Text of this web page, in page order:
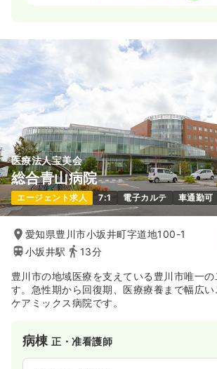
給与 賞与3.5ヶ月
8:30～17:00
4週8休以上
担当業務未経験可
月給25万円以上可
気になる 詳
2交代（常勤）
給与 22.9〜26.8万円/月 賞与3.5ヶ月
※一例
時間 8:30～17:00（休憩60分）
4週8休以上
月給26万円以上可
気になる
日勤のみ（パート）
医療法人宝美会
総合青山病院
エージェント求人 7:1 電子カルテ 車通勤可
愛知県豊川市小坂井町字道地100-1
小坂井駅
13分
豊川市の地域医療を支えている豊川市唯一
す。急性期から回復期、医療療養まで幅広
ケアミックス病院です。
病棟正・准看護師